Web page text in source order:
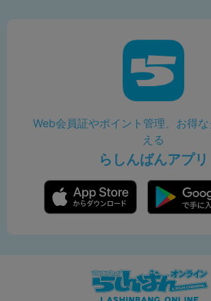
Web会員証やポイント管理、お得
える
らしんばんアプリ